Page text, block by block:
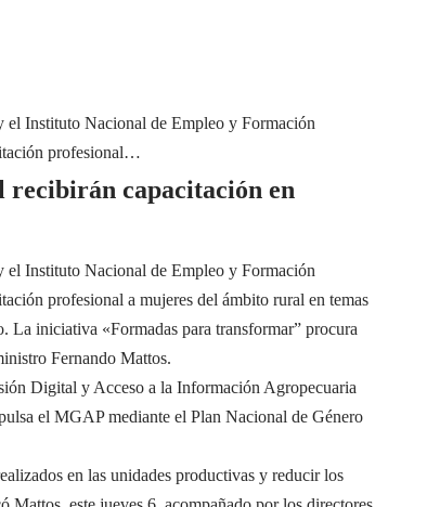
Instituto Nacional de Empleo y Formación
profesional…
recibirán capacitación en
Instituto Nacional de Empleo y Formación
profesional a mujeres del ámbito rural en temas
La iniciativa «Formadas para transformar” procura
Fernando Mattos.
Digital y Acceso a la Información Agropecuaria
el MGAP mediante el Plan Nacional de Género
en las unidades productivas y reducir los